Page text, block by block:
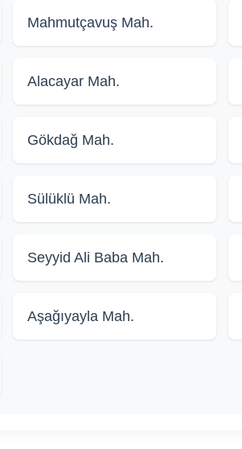
Mahmutçavuş Mah.
Alacayar Mah.
Gökdağ Mah.
Sülüklü Mah.
Seyyid Ali Baba Mah.
Aşağıyayla Mah.